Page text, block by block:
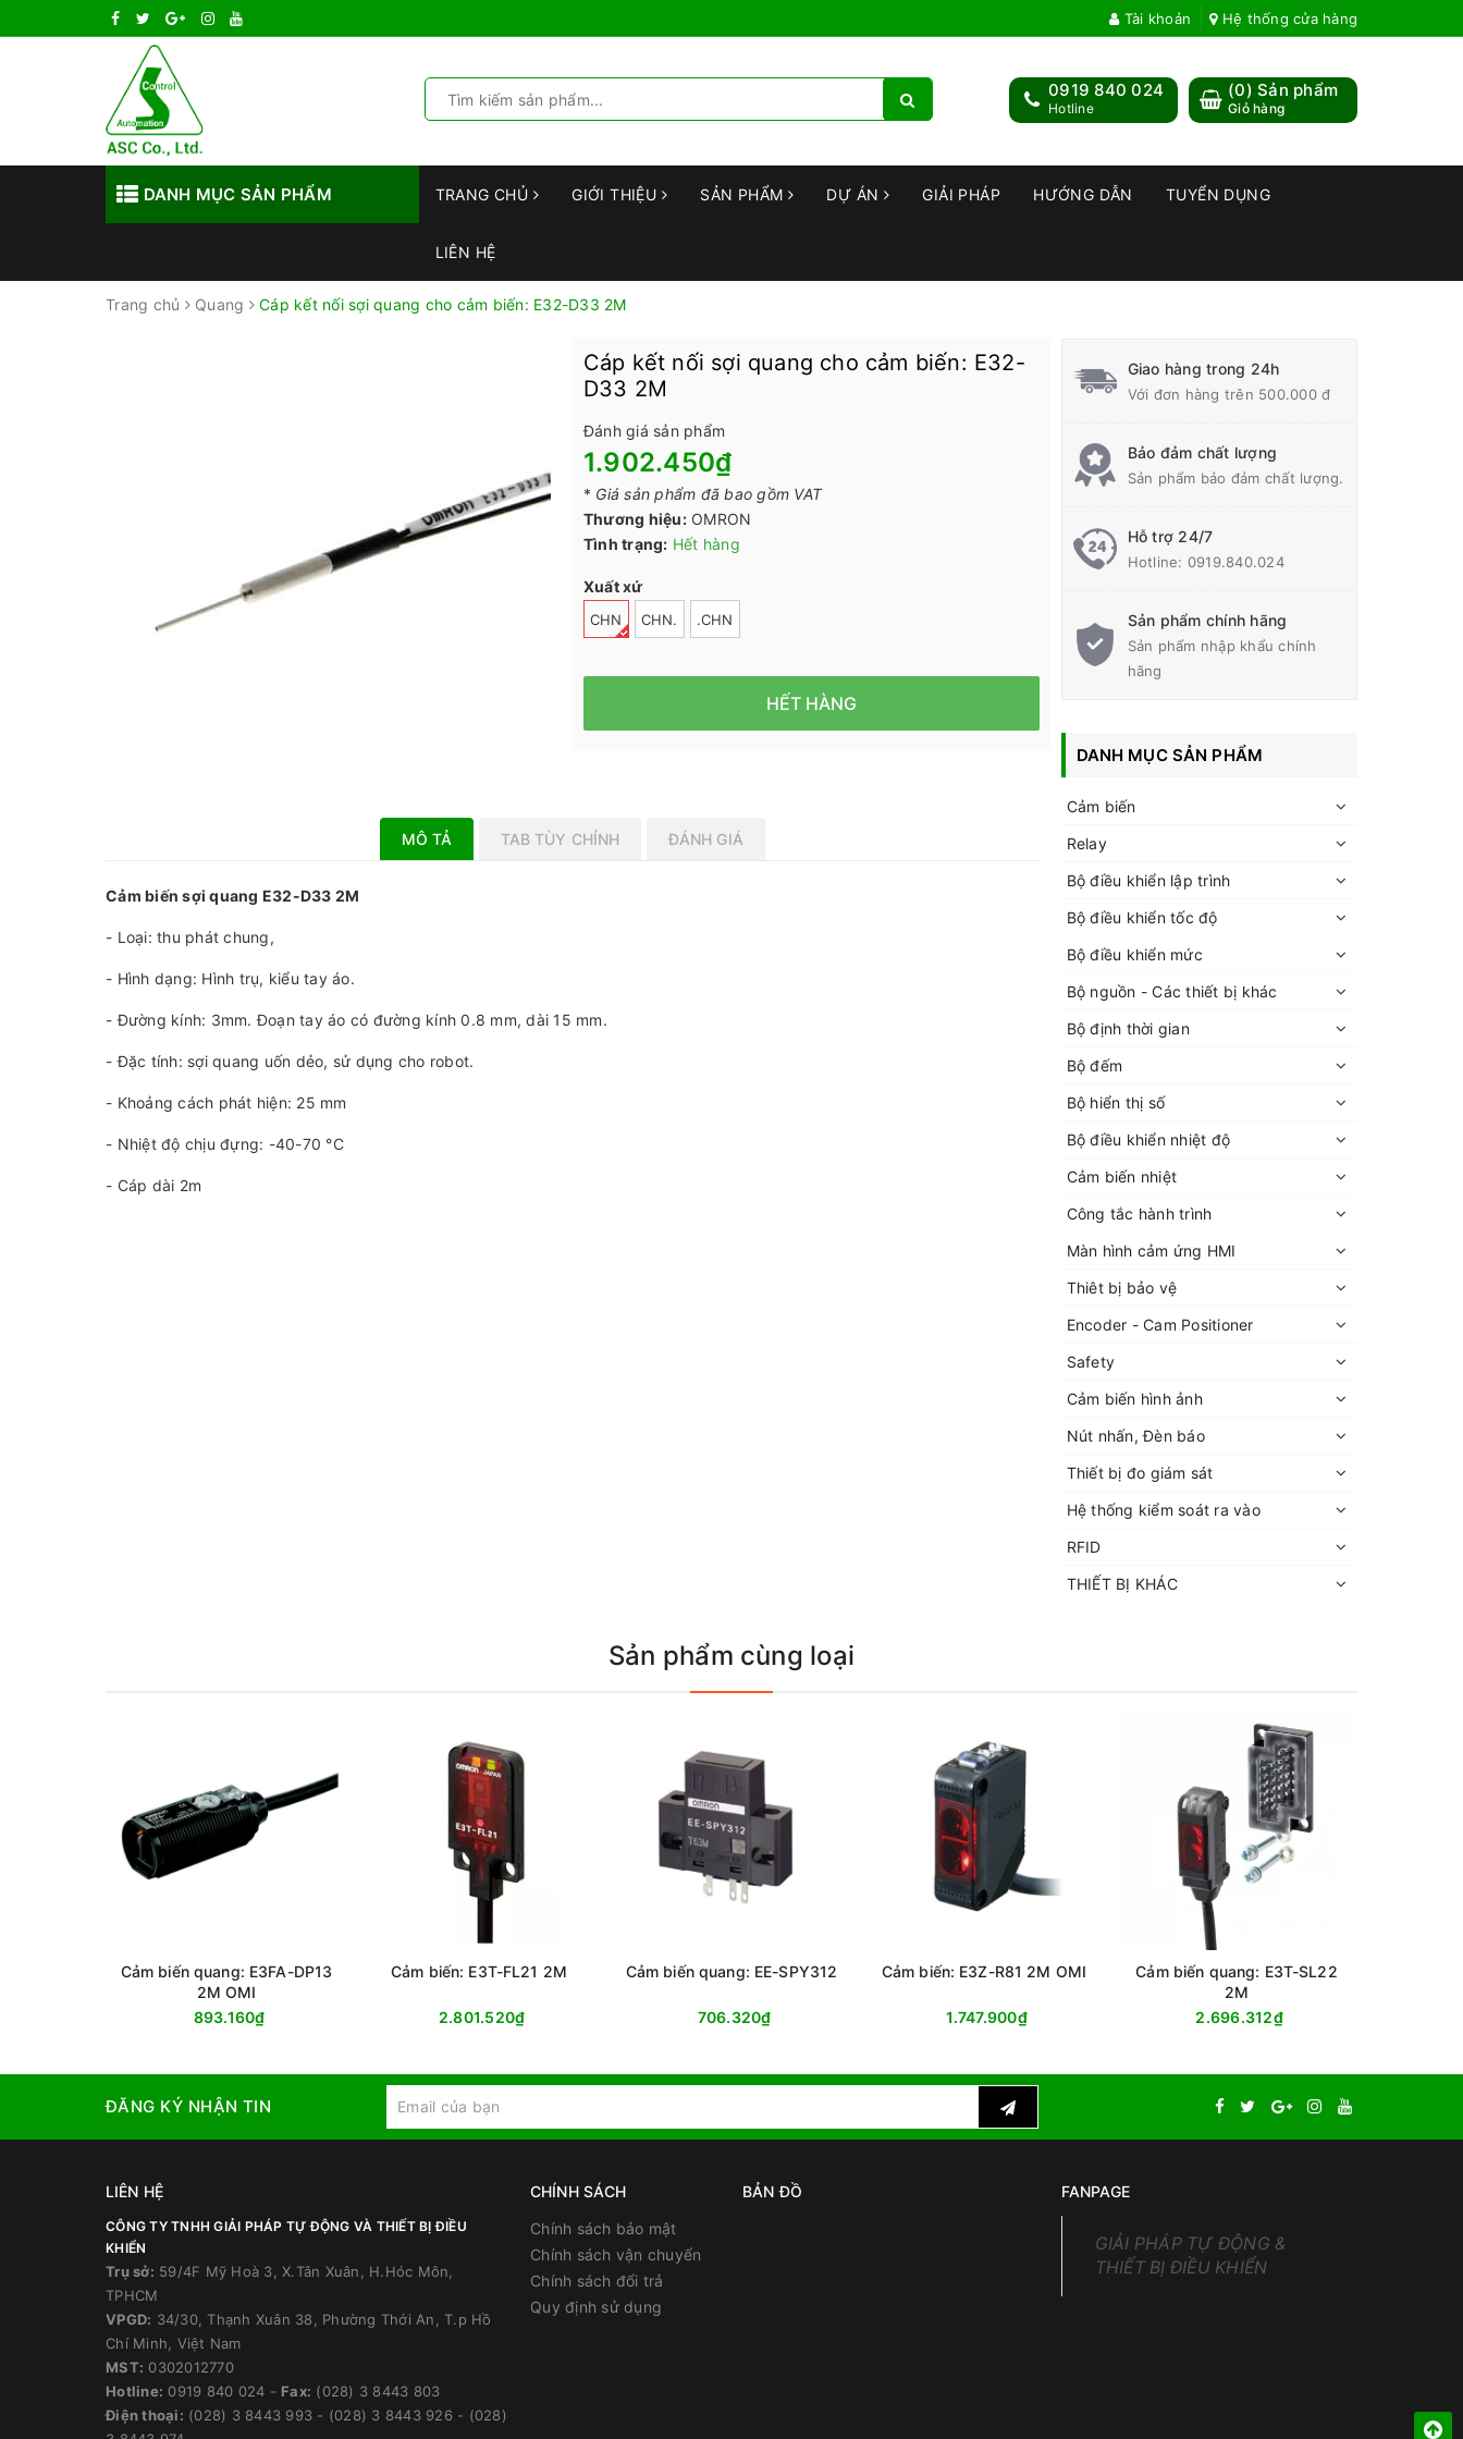
Tài khoản Hệ thống cửa hàng
(0) Sản phẩm
Giỏ hàng
0919 840 024
Hotline
DANH MỤC SẢN PHẨM TRANG CHỦ GIỚI THIỆU SẢN PHẨM DỰ ÁN GIẢI PHÁP HƯỚNG DẪN TUYỂN DỤNG
LIÊN HỆ
Trang chủ Quang Cáp kết nối sợi quang cho cảm biến: E32-D33 2M
Cáp kết nối sợi quang cho cảm biến: E32-
D33 2M
Đánh giá sản phẩm
1.902.450₫
* Giá sản phẩm đã bao gồm VAT
Thương hiệu: OMRON
Tình trạng: Hết hàng
Xuất xứ
CHN CHN. .CHN
HẾT HÀNG
MÔ TẢ TAB TÙY CHỈNH ĐÁNH GIÁ
Cảm biến sợi quang E32-D33 2M
- Loại: thu phát chung,
- Hình dạng: Hình trụ, kiểu tay áo.
- Đường kính: 3mm. Đoạn tay áo có đường kính 0.8 mm, dài 15 mm.
- Đặc tính: sợi quang uốn dẻo, sử dụng cho robot.
- Khoảng cách phát hiện: 25 mm
- Nhiệt độ chịu đựng: -40-70 °C
- Cáp dài 2m
Giao hàng trong 24h
Với đơn hàng trên 500.000 đ
Bảo đảm chất lượng
Sản phẩm bảo đảm chất lượng.
Hỗ trợ 24/7
Hotline: 0919.840.024
Sản phẩm chính hãng
Sản phẩm nhập khẩu chính
hãng
DANH MỤC SẢN PHẨM
Cảm biến
Relay
Bộ điều khiển lập trình
Bộ điều khiển tốc độ
Bộ điều khiển mức
Bộ nguồn - Các thiết bị khác
Bộ định thời gian
Bộ đếm
Bộ hiển thị số
Bộ điều khiển nhiệt độ
Cảm biến nhiệt
Công tắc hành trình
Màn hình cảm ứng HMI
Thiêt bị bảo vệ
Encoder - Cam Positioner
Safety
Cảm biến hình ảnh
Nút nhấn, Đèn báo
Thiết bị đo giám sát
Hệ thống kiểm soát ra vào
RFID
THIẾT BỊ KHÁC
Sản phẩm cùng loại
Cảm biến quang: E3FA-DP13
2M OMI
893.160₫
Cảm biến: E3T-FL21 2M
2.801.520₫
Cảm biến quang: EE-SPY312
706.320₫
Cảm biến: E3Z-R81 2M OMI
1.747.900₫
Cảm biến quang: E3T-SL22
2M
2.696.312₫
ĐĂNG KÝ NHẬN TIN
LIÊN HỆ
CÔNG TY TNHH GIẢI PHÁP TỰ ĐỘNG VÀ THIẾT BỊ ĐIỀU
KHIỂN
Trụ sở: 59/4F Mỹ Hoà 3, X.Tân Xuân, H.Hóc Môn,
TPHCM
VPGD: 34/30, Thạnh Xuân 38, Phường Thới An, T.p Hồ
Chí Minh, Việt Nam
MST: 0302012770
Hotline: 0919 840 024 - Fax: (028) 3 8443 803
Điện thoại: (028) 3 8443 993 - (028) 3 8443 926 - (028)
CHÍNH SÁCH
Chính sách bảo mật
Chính sách vận chuyển
Chính sách đổi trả
Quy định sử dụng
BẢN ĐỒ FANPAGE
GIẢI PHÁP TỰ ĐỘNG &
THIẾT BỊ ĐIỀU KHIỂN